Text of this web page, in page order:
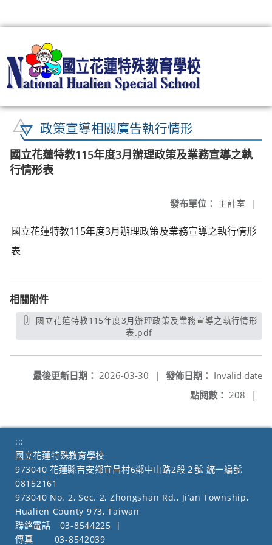
政策宣導相關廣告執行情形
國立花蓮特教115年度3月辦理政策及業務宣導之執
行情形表
發布單位： 主計室 |
國立花蓮特教115年度3月辦理政策及業務宣導之執行情形
表
相關附件
表.pdf另開新視窗
發佈日期： Invalid date
最後更新日期： 2026-03-30
|
點閱數： 208 |
:::
國立花蓮特殊教育學校
973040 花蓮縣吉安鄉宜昌村6鄰中山路2段２號 統一編號
08152161
973040 No. 2, Sec. 2, Zhongshan Rd., Ji’an Township,
Hualien County 973, Taiwan
聯絡電話
03-8544225
|
傳真
03-8542039